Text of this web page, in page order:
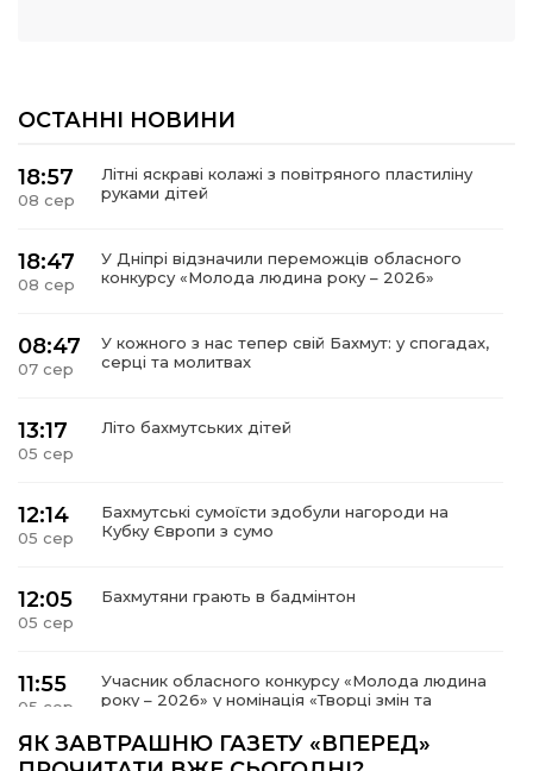
ОСТАННІ НОВИНИ
18:57
08 сер
Літні яскраві колажі з повітряного пластиліну
руками дітей
18:47
08 сер
У Дніпрі відзначили переможців обласного
конкурсу «Молода людина року – 2026»
08:47
07 сер
У кожного з нас тепер свій Бахмут: у спогадах,
серці та молитвах
13:17
05 сер
Літо бахмутських дітей
12:14
05 сер
Бахмутські сумоїсти здобули нагороди на
Кубку Європи з сумо
12:05
05 сер
Бахмутяни грають в бадмінтон
11:55
05 сер
Учасник обласного конкурсу «Молода людина
року – 2026» у номінація «Творці змін та
ЯК ЗАВТРАШНЮ ГАЗЕТУ «ВПЕРЕД»